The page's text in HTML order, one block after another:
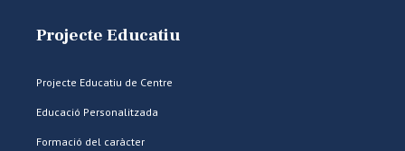
Projecte Educatiu
Projecte Educatiu de Centre
Educació Personalitzada
Formació del caràcter